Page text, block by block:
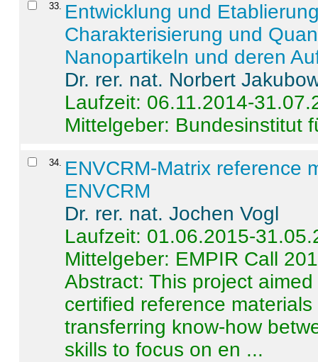
33. Entwicklung und
Charakterisierung und
Nanopartikeln und deren
Dr. rer. nat. Norbert
Laufzeit: 06.11.2014-
Mittelgeber: Bundesinstitut
34. ENVCRM-Matrix reference
ENVCRM
Dr. rer. nat. Jochen Vogl
Laufzeit: 01.06.2015-
Mittelgeber: EMPIR Call
Abstract:This project
certified reference
transferring know-how
skills to focus on en ...